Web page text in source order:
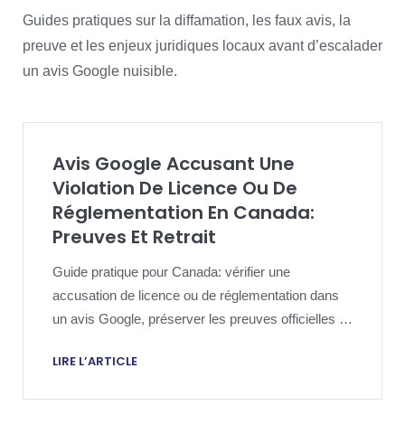
Guides pratiques sur la diffamation, les faux avis, la
preuve et les enjeux juridiques locaux avant d’escalader
un avis Google nuisible.
Avis Google Accusant Une
Violation De Licence Ou De
Réglementation En Canada:
Preuves Et Retrait
Guide pratique pour Canada: vérifier une
accusation de licence ou de réglementation dans
un avis Google, préserver les preuves officielles et
LIRE L’ARTICLE